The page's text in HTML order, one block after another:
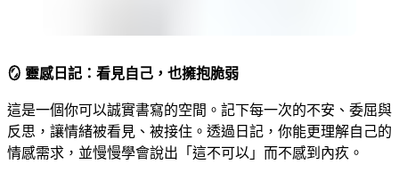
🪞 靈感日記：看見自己，也擁抱脆弱
這是一個你可以誠實書寫的空間。記下每一次的不安、委屈與
反思，讓情緒被看見、被接住。透過日記，你能更理解自己的
情感需求，並慢慢學會說出「這不可以」而不感到內疚。